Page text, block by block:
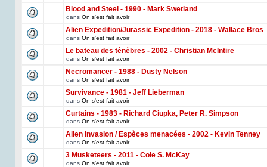
Blood and Steel - 1990 - Mark Swetland
dans On s'est fait avoir
Alien Expedition/Jurassic Expedition - 2018 - Wallace Bros
dans On s'est fait avoir
Le bateau des ténèbres - 2002 - Christian McIntire
dans On s'est fait avoir
Necromancer - 1988 - Dusty Nelson
dans On s'est fait avoir
Survivance - 1981 - Jeff Lieberman
dans On s'est fait avoir
Curtains - 1983 - Richard Ciupka, Peter R. Simpson
dans On s'est fait avoir
Alien Invasion / Espèces menacées - 2002 - Kevin Tenney
dans On s'est fait avoir
3 Musketeers - 2011 - Cole S. McKay
dans On s'est fait avoir